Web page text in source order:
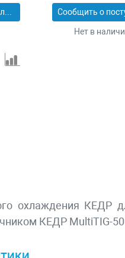
Сообщить о поступлении
Нет в
охлаждения КЕДР
КЕДР MultiTIG-